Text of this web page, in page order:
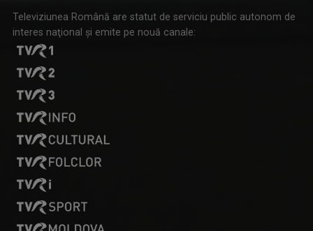
Televiziunea Română are statut de serviciu public autonom de
interes naţional şi emite pe nouă canale: